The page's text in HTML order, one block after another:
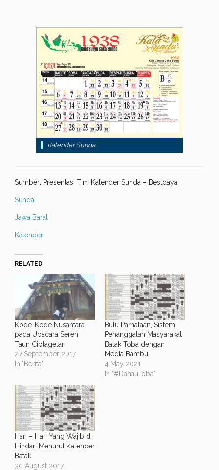
Kalender Sunda
Sumber: Presentasi Tim Kalender Sunda – Bestdaya
Sunda
Jawa Barat
Kalender
RELATED
Kode-Kode Nusantara
pada Upacara Seren
Taun Ciptagelar
27 September 2017
In "Berita"
Bulu Parhalaan, Sistem
Penanggalan Masyarakat
Batak Toba dengan
Media Bambu
4 May 2021
In "#DanauToba"
Hari – Hari Yang Wajib di
Hindari Menurut Kalender
Batak
30 August 2017